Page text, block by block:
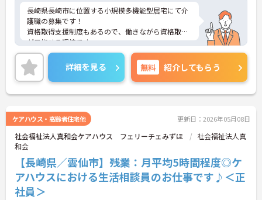
長崎県長崎市に位置する小規模多機能型居宅にて介
護職の募集です！
資格取得支援制度もあるので、働きながら資格取得
が目指せる環境です。
ご興味ある方には、面接対策ポイントなど、さらに
詳細をお話しいたしますのでお気軽にご相談くださ
い！
詳細を見る 無料 紹介してもらう
ケアハウス・高齢者住宅他 更新日：2026年05月08日
社会福祉法人真和会ケアハウス フェリーチェみずほ
社会福祉法人真
和会
【長崎県／雲仙市】残業：月平均5時間程度◎ケ
アハウスにおける生活相談員のお仕事です♪＜正
社員＞